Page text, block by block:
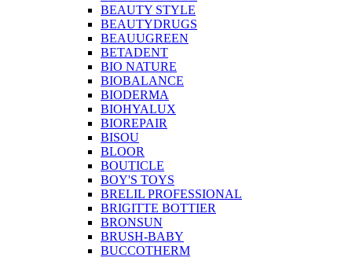
BEAUTY STYLE
BEAUTYDRUGS
BEAUUGREEN
BETADENT
BIO NATURE
BIOBALANCE
BIODERMA
BIOHYALUX
BIOREPAIR
BISOU
BLOOR
BOUTICLE
BOY'S TOYS
BRELIL PROFESSIONAL
BRIGITTE BOTTIER
BRONSUN
BRUSH-BABY
BUCCOTHERM